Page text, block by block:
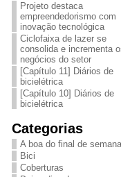
Projeto destaca
empreendedorismo com
inovação tecnológica
Ciclofaixa de lazer se
consolida e incrementa
negócios do setor
[Capítulo 11] Diários de
bicielétrica
[Capítulo 10] Diários de
bicielétrica
Categorias
A boa do final de semana
Bici
Coberturas